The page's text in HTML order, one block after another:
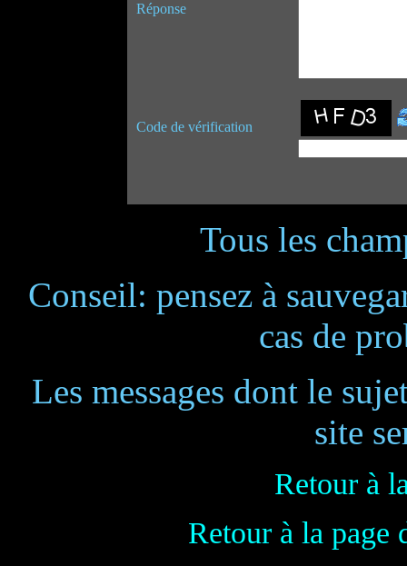
Réponse
Code de vérification
Tous les
Conseil: pensez à
cas de
Les messages dont le
site
Retour à
Retour à la page